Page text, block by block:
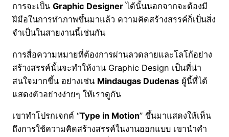
การจะเป็น Graphic Designer ได้นั้นนอกจากจะต้องมี
ฝีมือในการทำภาพขึ้นมาแล้ว ความคิดสร้างสรรค์ก็เป็นสิ่ง
จำเป็นในสายงานนี้เช่นกัน
การสื่อความหมายที่ต้องการผ่านลวดลายและโลโก้อย่าง
สร้างสรรค์นั้นจะทำให้งาน Graphic Design เป็นที่น่า
สนใจมากขึ้น อย่างเช่น Mindaugas Dudenas ผู้นี้ที่ได้
แสดงตัวอย่างง่ายๆ ให้เราดูกัน
เขาทำโปรกเจกต์ “Type in Motion” ขึ้นมาแสดงให้เห็น
ถึงการใช้ความคิดสร้างสรรค์ในงานออกแบบ เขานำคำ